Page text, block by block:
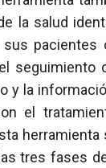
la salud
pacientes
seguimiento
y la
el
herramienta
tres fases